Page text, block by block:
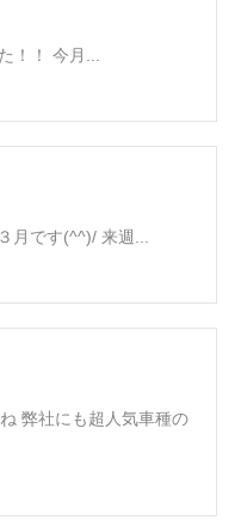
！！ 今月...
月です(^^)/ 来週...
弊社にも超人気車種の